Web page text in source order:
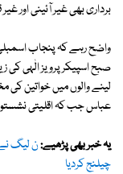
برداری بھی غیر آئینی اور
صبح اسپیکر پرویز الٰہی
لینے والوں میں خواتین کی
عباس جب کہ اقلیتی
یہ خبر بھی پڑھیے:ن لیگ
چیلنج کردیا